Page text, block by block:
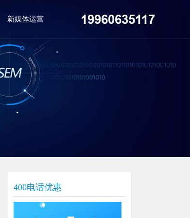
新媒体运营 19960635117
400电话优惠